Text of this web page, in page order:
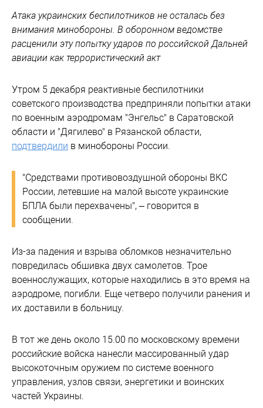
Атака украинских беспилотников не осталась без
внимания минобороны. В оборонном ведомстве
расценили эту попытку ударов по российской Дальней
авиации как террористический акт
Утром 5 декабря реактивные беспилотники
советского производства предприняли попытки атаки
по военным аэродромам "Энгельс" в Саратовской
области и "Дягилево" в Рязанской области,
подтвердили в минобороны России.
"Средствами противовоздушной обороны ВКС
России, летевшие на малой высоте украинские
БПЛА были перехвачены", – говорится в
сообщении.
Из-за падения и взрыва обломков незначительно
повредилась обшивка двух самолетов. Трое
военнослужащих, которые находились в это время на
аэродроме, погибли. Еще четверо получили ранения и
их доставили в больницу.
В тот же день около 15.00 по московскому времени
российские войска нанесли массированный удар
высокоточным оружием по системе военного
управления, узлов связи, энергетики и воинских
частей Украины.